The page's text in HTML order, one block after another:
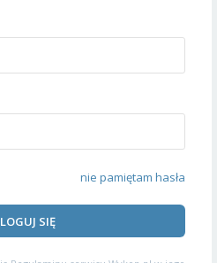
nie pamiętam hasła
SIĘ